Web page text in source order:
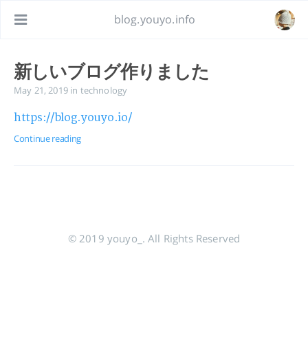
blog.youyo.info
新しいブログ作りました
May 21, 2019 in technology
https://blog.youyo.io/
Continue reading
© 2019 youyo_. All Rights Reserved